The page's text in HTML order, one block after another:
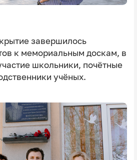
завершилось
к мемориальным доскам, в
школьники, почётные
учёных.